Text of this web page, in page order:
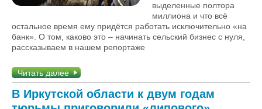
выделенные полтора
миллиона и что всё
остальное время ему придётся работать исключительно «на
банк». О том, каково это – начинать сельский бизнес с нуля,
рассказываем в нашем репортаже
Читать далее
В Иркутской области к двум годам